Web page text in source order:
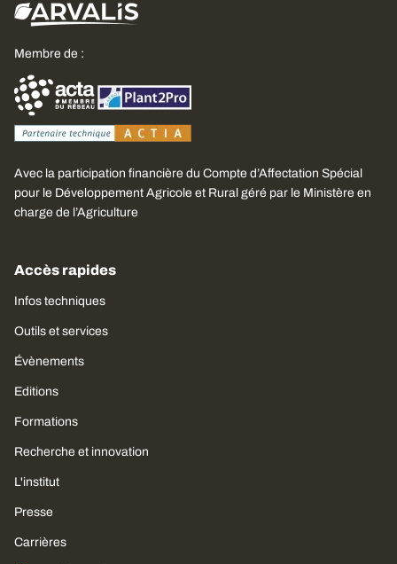
Membre de :
Avec la participation financière du Compte d’Affectation Spécial
pour le Développement Agricole et Rural géré par le Ministère en
charge de l’Agriculture
Accès rapides
Infos techniques
Outils et services
Évènements
Editions
Formations
Recherche et innovation
L'institut
Presse
Carrières